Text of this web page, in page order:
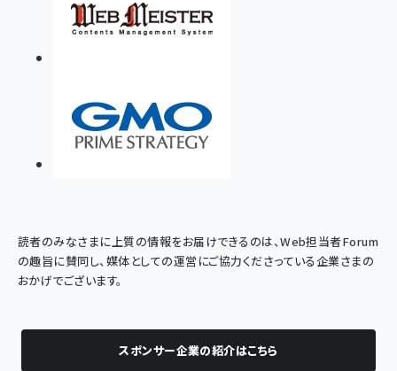
読者のみなさまに上質の情報をお届けできるのは、Web担当者Forum
の趣旨に賛同し、媒体としての運営にご協力くださっている企業さまの
おかげでございます。
スポンサー企業の紹介はこちら